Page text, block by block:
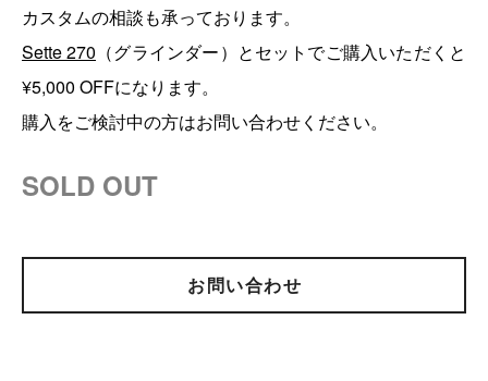
カスタムの相談も承っております。
Sette 270 （グラインダー）とセットでご購入いただくと
¥5,000 OFFになります。
購入をご検討中の方はお問い合わせください。
SOLD OUT
お問い合わせ